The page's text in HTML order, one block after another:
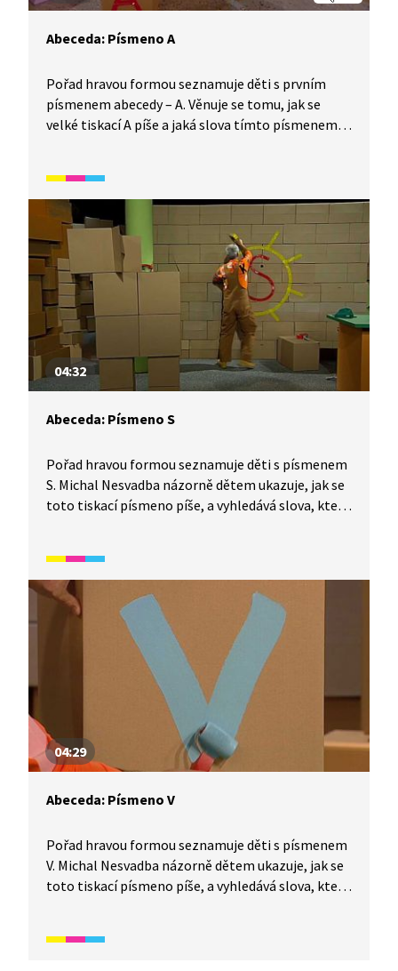
Abeceda: Písmeno A
Pořad hravou formou seznamuje děti s prvním
písmenem abecedy – A. Věnuje se tomu, jak se
velké tiskací A píše a jaká slova tímto písmenem
především pro začátečníky mladšího školního
věku.
04:32
Abeceda: Písmeno S
Pořad hravou formou seznamuje děti s písmenem
S. Michal Nesvadba názorně dětem ukazuje, jak se
toto tiskací písmeno píše, a vyhledává slova, která
Určeno především pro začátečníky mladšího
školního věku.
04:29
Abeceda: Písmeno V
Pořad hravou formou seznamuje děti s písmenem
V. Michal Nesvadba názorně dětem ukazuje, jak se
toto tiskací písmeno píše, a vyhledává slova, která
Určeno především pro začátečníky mladšího